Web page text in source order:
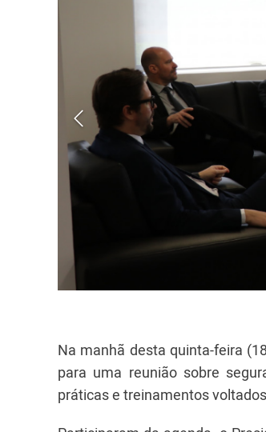
Na manhã desta quinta-feira
para uma reunião sobre
práticas e treinamentos